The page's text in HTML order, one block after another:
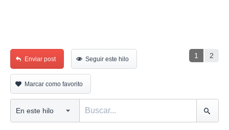
1 2
Enviar post Seguir este hilo
Marcar como favorito